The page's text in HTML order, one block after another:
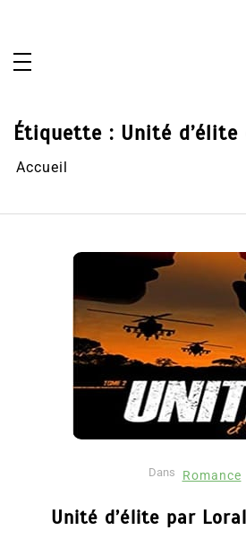
Étiquette : Unité
Accueil
Dans Romance
Unité d’élite par